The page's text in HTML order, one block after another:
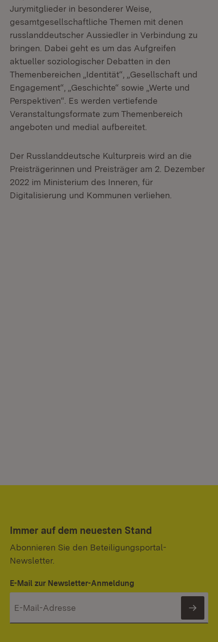
Jurymitglieder in besonderer Weise,
gesamtgesellschaftliche Themen mit denen
russlanddeutscher Aussiedler in Verbindung zu
bringen. Dabei geht es um das Aufgreifen
aktueller soziologischer Debatten in den
Themenbereichen „Identität“, „Gesellschaft und
Engagement“, „Geschichte“ sowie „Werte und
Perspektiven“. Es werden vertiefende
Veranstaltungsformate zum Themenbereich
angeboten und medial aufbereitet.
Der Russlanddeutsche Kulturpreis wird an die
Preisträgerinnen und Preisträger am 2. Dezember
2022 im Ministerium des Inneren, für
Digitalisierung und Kommunen verliehen.
Immer auf dem neuesten Stand
Abonnieren Sie den Beteiligungsportal-
Newsletter.
E-Mail zur Newsletter-Anmeldung